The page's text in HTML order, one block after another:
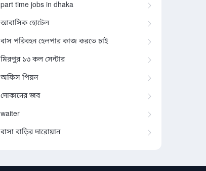
part time jobs in dhaka
আবাসিক হোটেল
বাস পরিবহন হেলপার কাজ করতে চাই
মিরপুর ১৩ কল সেন্টার
অফিস পিয়ন
দোকানের জব
waiter
বাসা বাড়ির দারোয়ান